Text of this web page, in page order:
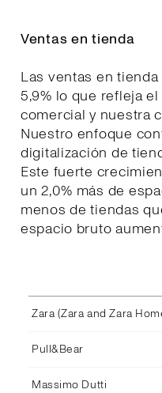
Ventas en tienda
Las ventas en
5,9% lo que refleja
comercial y nuestra
Nuestro enfoque
digitalización de
Este fuerte
un 2,0% más de
menos de tiendas
espacio bruto
Zara (Zara and Zara
Pull&Bear
Massimo Dutti